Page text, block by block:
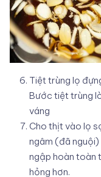
Tiệt trùng lọ
Bước tiệt trùng
váng
Cho thịt vào lọ
ngâm (đã
ngập hoàn toàn
hỏng hơn.